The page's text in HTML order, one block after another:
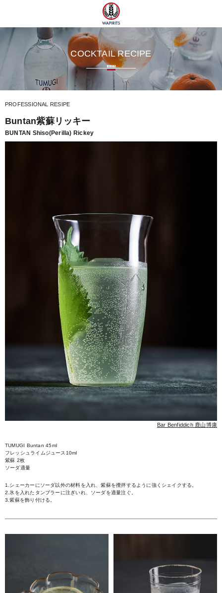
COCKTAIL RECIPE
PROFESSIONAL RESIPE
Bar Benfiddich 鹿山博康
Buntan紫蘇リッキー
BUNTAN Shiso(Perilla) Rickey
TUMUGI Buntan 45ml
フレッシュライムジュース10ml
紫蘇 2枚
ソーダ適量
1.シェーカーにソーダ以外の材料を入れ、紫蘇を攪拌するように強くシェイクする。
2.氷を入れたタンブラーに注ぎいれ、ソーダを適量注ぐ。
3.紫蘇を飾り付ける。